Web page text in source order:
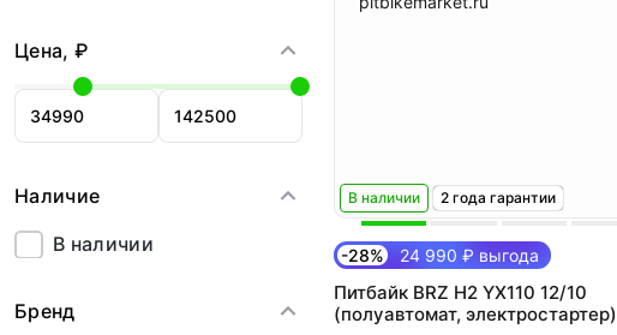
Цена, ₽
Наличие
В наличии
Бренд
В наличии 2 года гарантии
-28% 24 990 ₽ выгода
Питбайк BRZ H2 YX110 12/10
(полуавтомат, электростартер)